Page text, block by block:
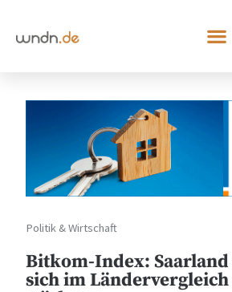
Politik & Wirtschaft
Bitkom-Index:
sich im Ländervergleich